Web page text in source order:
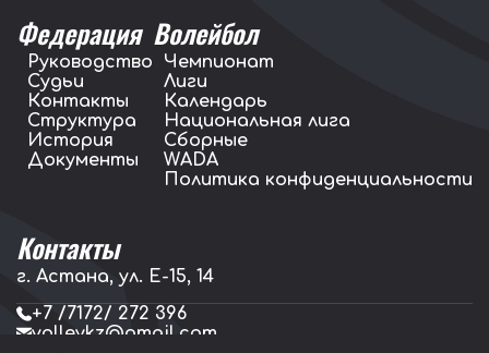
Федерация
Руководство
Судьи
Контакты
Структура
История
Документы
Волейбол
Чемпионат
Лиги
Календарь
Национальная лига
Сборные
WADA
Политика конфиденциальности
Контакты
г. Астана, ул. E-15, 14
+7 /7172/ 272 396
volleykz@gmail.com